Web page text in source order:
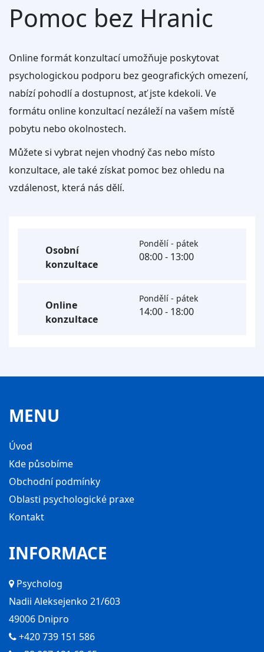
Pomoc bez Hranic
Online formát konzultací umožňuje poskytovat
psychologickou podporu bez geografických omezení,
nabízí pohodlí a dostupnost, ať jste kdekoli. Ve
formátu online konzultací nezáleží na vašem místě
pobytu nebo okolnostech.
Můžete si vybrat nejen vhodný čas nebo místo
konzultace, ale také získat pomoc bez ohledu na
vzdálenost, která nás dělí.
Osobní
konzultace
Pondělí - pátek
08:00 - 13:00
Online
konzultace
Pondělí - pátek
14:00 - 18:00
MENU
Úvod
Kde působíme
Obchodní podmínky
Oblasti psychologické praxe
Kontakt
INFORMACE
Psycholog
Nadii Aleksejenko 21/603
49006 Dnipro
+420 739 151 586